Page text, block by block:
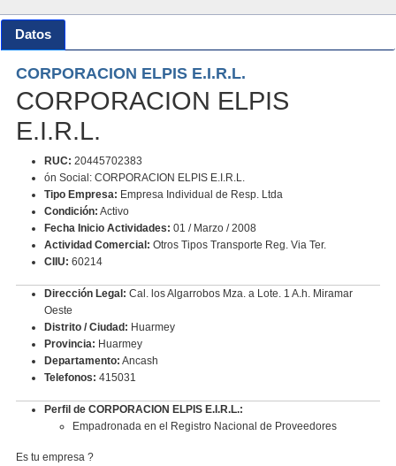
Datos
CORPORACION ELPIS E.I.R.L.
CORPORACION ELPIS
E.I.R.L.
RUC: 20445702383
ón Social: CORPORACION ELPIS E.I.R.L.
Tipo Empresa: Empresa Individual de Resp. Ltda
Condición: Activo
Fecha Inicio Actividades: 01 / Marzo / 2008
Actividad Comercial: Otros Tipos Transporte Reg. Via Ter.
CIIU: 60214
Dirección Legal: Cal. los Algarrobos Mza. a Lote. 1 A.h. Miramar
Oeste
Distrito / Ciudad: Huarmey
Provincia: Huarmey
Departamento: Ancash
Telefonos: 415031
Perfil de CORPORACION ELPIS E.I.R.L.:
Empadronada en el Registro Nacional de Proveedores
Es tu empresa ?